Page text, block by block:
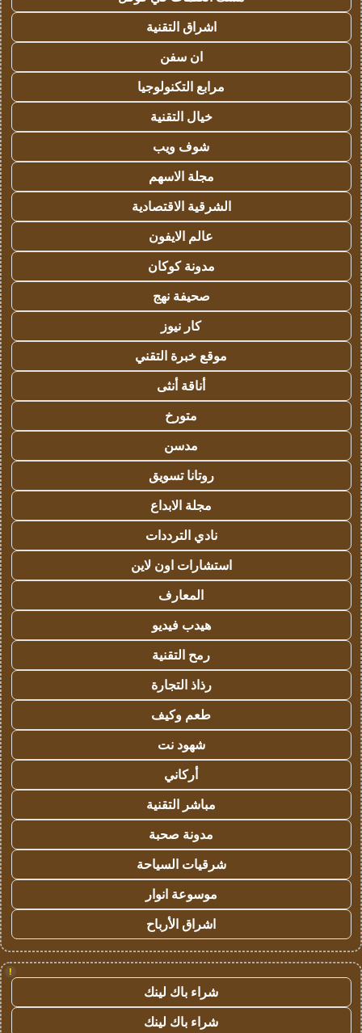
اشراق التقنية
ان سفن
مرابع التكنولوجيا
خيال التقنية
شوف ويب
مجلة الاسهم
الشرقية الاقتصادية
عالم الايفون
مدونة كوكان
صحيفة نهج
كار نيوز
موقع خبرة التقني
أناقة أنثى
متورخ
مدسن
روتانا تسويق
مجلة الابداع
نادي الترددات
استشارات اون لاين
المعارف
هيدب فيديو
رمح التقنية
رذاذ التجارة
طعم وكيف
شهود نت
أركاني
مباشر التقنية
مدونة صحبة
شرقيات السياحة
موسوعة انوار
اشراق الأرباح
!
شراء باك لينك
شراء باك لينك